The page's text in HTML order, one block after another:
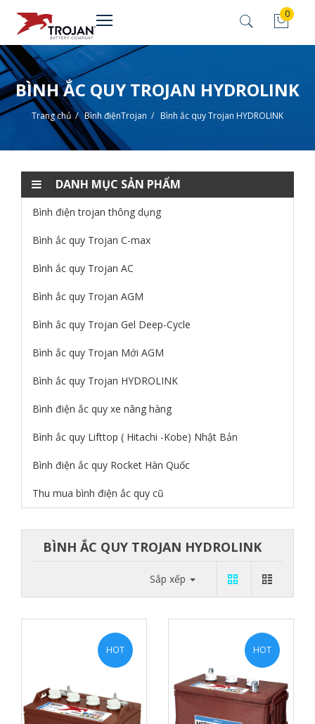
0
BÌNH ẮC QUY TROJAN HYDROLINK
Trang chủ / Bình điệnTrojan / Bình ắc quy Trojan HYDROLINK
DANH MỤC SẢN PHẨM
Bình điện trojan thông dụng
Bình ắc quy Trojan C-max
Bình ắc quy Trojan AC
Bình ắc quy Trojan AGM
Bình ắc quy Trojan Gel Deep-Cycle
Bình ắc quy Trojan Mới AGM
Bình ắc quy Trojan HYDROLINK
Bình điện ắc quy xe nâng hàng
Bình ắc quy Lifttop ( Hitachi -Kobe) Nhật Bản
Bình điện ắc quy Rocket Hàn Quốc
Thu mua bình điện ắc quy cũ
BÌNH ẮC QUY TROJAN HYDROLINK
Sắp xếp
HOT HOT